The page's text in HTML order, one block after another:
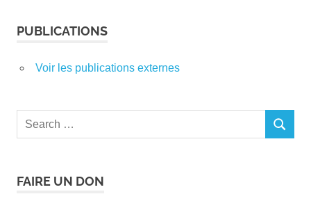
PUBLICATIONS
Voir les publications externes
Search
SEARCH
FAIRE UN DON